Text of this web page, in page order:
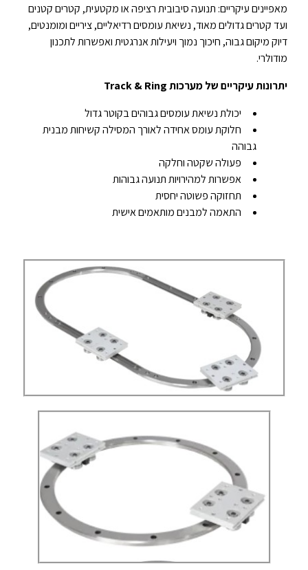
מאפיינים עיקריים: תנועה סיבובית רציפה או מקטעית, קטרים קטנים
ועד קטרים גדולים מאוד, נשיאת עומסים רדיאליים, ציריים ומומנטים,
דיוק מיקום גבוה, חיכוך נמוך ויעילות אנרגטית ואפשרות לתכנון
מודולרי.
יתרונות עיקריים של מערכות
יכולת נשיאת עומסים גבוהים בקוטר גדול
חלוקת עומס אחידה לאורך המסילה קשיחות מבנית
גבוהה
פעולה שקטה וחלקה
אפשרות למהירויות תנועה גבוהות
תחזוקה פשוטה יחסית
התאמה למבנים מותאמים אישית